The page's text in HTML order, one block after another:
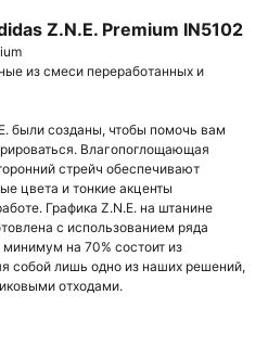
Z.N.E. Premium IN5102
из смеси переработанных и
были созданы, чтобы помочь вам
Влагопоглощающая
стрейч обеспечивают
цвета и тонкие акценты
Графика Z.N.E. на штанине
с использованием ряда
на 70% состоит из
собой лишь одно из наших решений,
отходами.